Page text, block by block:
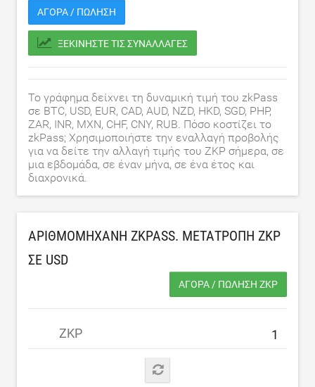
ΑΓΟΡΆ / ΠΏΛΗΣΗ
ΞΕΚΙΝΉΣΤΕ ΤΙΣ ΣΥΝΑΛΛΑΓΈΣ
Το γράφημα δείχνει τη δυναμική τιμή του zkPass
σε BTC, USD, EUR, CAD, AUD, NZD, HKD, SGD, PHP,
ZAR, INR, MXN, CHF, CNY, RUB. Πόσο κοστίζει το
zkPass; Χρησιμοποιήστε την εναλλαγή προβολής
για να δείτε την αλλαγή τιμής του ZKP σήμερα, σε
μια εβδομάδα, σε έναν μήνα, σε ένα έτος και
διαχρονικά.
ΑΡΙΘΜΟΜΗΧΑΝΉ ZKPASS. ΜΕΤΑΤΡΟΠΉ ZKP
ΣΕ USD
ΑΓΟΡΆ / ΠΏΛΗΣΗ ZKP
ZKP